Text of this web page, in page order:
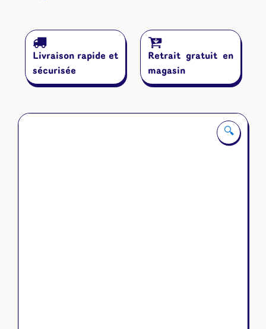
🔍
Livraison rapide et
sécurisée
Retrait gratuit en
magasin